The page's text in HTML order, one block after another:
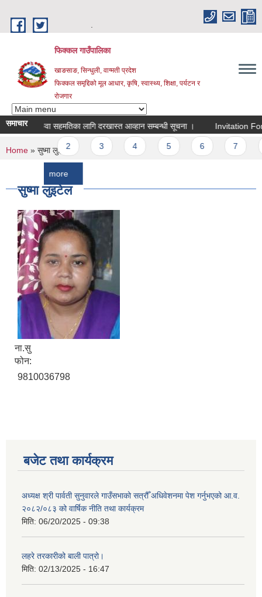
फिक्कल गाउँपालिका
खाङसाङ, सिन्धुली, वाग्मती प्रदेश
फिक्कल समृद्दिको मूल आधार, कृषि, स्वास्थ्य, शिक्षा, पर्यटन र
रोजगार
समाचार
सरुवा सहमतिका लागि दरखास्त आव्हान सम्बन्धी सूचना । Invitation For Bids
Pages
2
You are here
Home » सुष्मा लुइटेल
सुष्मा लुइटेल
ना.सु
फोन:
9810036798
बजेट तथा कार्यक्रम
अध्यक्ष श्री पार्वती सुनुवारले गाउँसभाको सत्रौँ अधिवेशनमा पेश गर्नुभएको आ.व.
२०८२/०८३ को वार्षिक नीति तथा कार्यक्रम
मिति: 06/20/2025 - 09:38
लहरे तरकारीको बाली पात्रो।
मिति: 02/13/2025 - 16:47